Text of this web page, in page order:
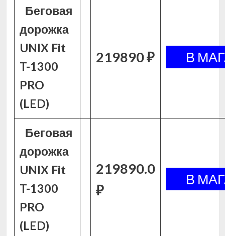
Беговая
дорожка
UNIX Fit
T-1300
PRO
(LED)
219890 ₽
Беговая
дорожка
UNIX Fit
T-1300
PRO
(LED)
219890.0
₽